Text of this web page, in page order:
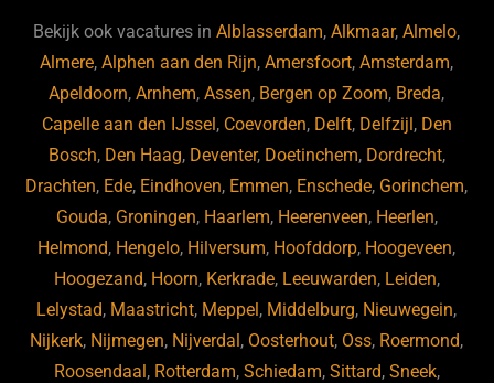
b
o
o
k
ky dI
n
Bekijk ook vacatures inAlblasserdam,Alkmaar,Almelo,
Almere,Alphen aan den Rijn,Amersfoort,Amsterdam,
Apeldoorn,Arnhem,Assen, Bergen op Zoom, Breda,
Capelle aan den IJssel , Coevorden, Delft, Delfzijl , Den
Bosch, Den Haag, Deventer, Doetinchem, Dordrecht,
Drachten, Ede, Eindhoven, Emmen, Enschede, Gorinchem,
Gouda, Groningen, Haarlem, Heerenveen, Heerlen,
Helmond, Hengelo, Hilversum, Hoofddorp, Hoogeveen,
Hoogezand, Hoorn, Kerkrade, Leeuwarden, Leiden,
Lelystad, Maastricht, Meppel , Middelburg, Nieuwegein,
Nijkerk, Nijmegen, Nijverdal , Oosterhout, Oss, Roermond,
Roosendaal , Rotterdam, Schiedam, Sittard, Sneek,